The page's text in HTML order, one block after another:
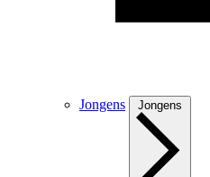
Jongens Jongens